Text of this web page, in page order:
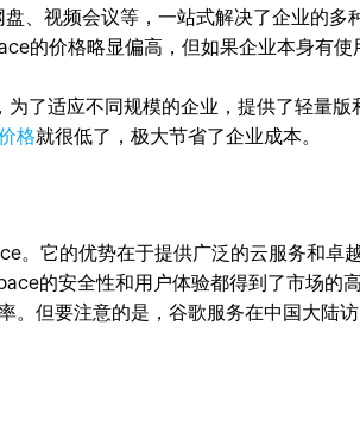
、视频会议等，一站式解决了企业的多
的价格略显偏高，但如果企业本身有
，为了适应不同规模的企业，提供了轻量版
格就很低了，极大节省了企业成本。
它的优势在于提供广泛的云服务和卓
的安全性和用户体验都得到了市场的
。但要注意的是，谷歌服务在中国大陆